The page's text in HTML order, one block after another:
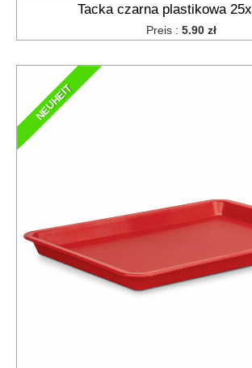
Tacka czarna plastikowa
Preis : 5.90 zł
NEUHEIT